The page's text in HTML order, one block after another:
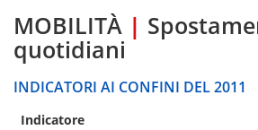
MOBILITÀ |
quotidiani
INDICATORI AI CONFINI DEL 2011
Indicatore